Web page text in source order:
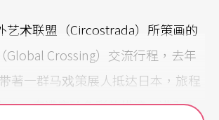
艺术联盟（Circostrada）所策画的
Global Crossing）交流行程，去年
带著一群马戏策展人抵达日本，旅程
会、充满实验色彩的横滨，进入高